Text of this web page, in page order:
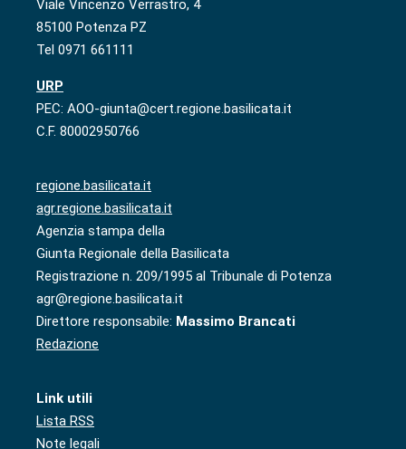
Viale Vincenzo Verrastro, 4
85100 Potenza PZ
Tel 0971 661111
URP
PEC: AOO-giunta@cert.regione.basilicata.it
C.F. 80002950766
regione.basilicata.it
agr.regione.basilicata.it
Agenzia stampa della
Giunta Regionale della Basilicata
Registrazione n. 209/1995 al Tribunale di Potenza
agr@regione.basilicata.it
Direttore responsabile: Massimo Brancati
Redazione
Link utili
Lista RSS
Note legali